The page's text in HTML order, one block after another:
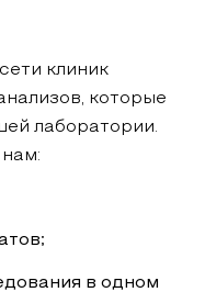
клиник
которые
лаборатории.
в одном